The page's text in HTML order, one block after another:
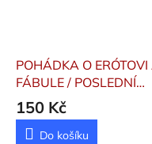
POHÁDKA O ERÓTOVI
FÁBULE / POSLEDNÍ
PROSLOV
Steiner Rudolf
150 Kč
Do košíku